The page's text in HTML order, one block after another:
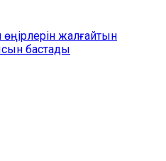
жалғайтын
бастады